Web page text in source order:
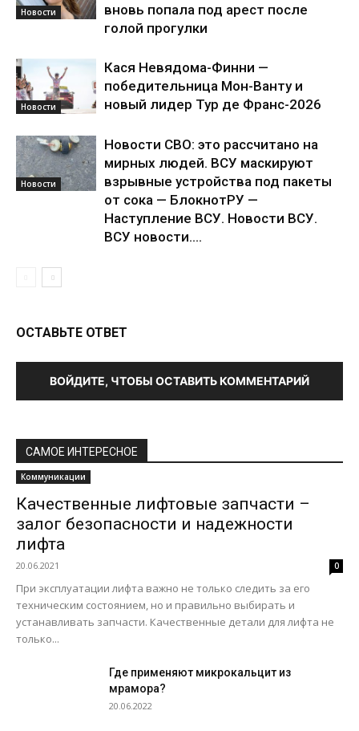
Новости
вновь попала под арест после
голой прогулки
Новости
Кася Невядома-Финни —
победительница Мон-Ванту и
новый лидер Тур де Франс-2026
Новости
Новости СВО: это рассчитано на
мирных людей. ВСУ маскируют
взрывные устройства под пакеты
от сока — БлокнотРУ —
Наступление ВСУ. Новости ВСУ.
ВСУ новости....
ОСТАВЬТЕ ОТВЕТ
ВОЙДИТЕ, ЧТОБЫ ОСТАВИТЬ КОММЕНТАРИЙ
САМОЕ ИНТЕРЕСНОЕ
Коммуникации
Качественные лифтовые запчасти –
залог безопасности и надежности
лифта
20.06.2021 0
При эксплуатации лифта важно не только следить за его
техническим состоянием, но и правильно выбирать и
устанавливать запчасти. Качественные детали для лифта не
только...
Где применяют микрокальцит из
мрамора?
20.06.2022